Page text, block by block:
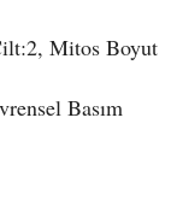
Mitos Boyut
Basım